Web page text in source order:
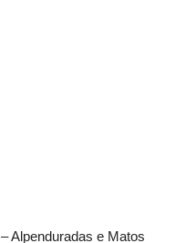
– Alpenduradas e Matos